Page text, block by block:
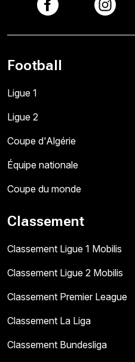
Football
Ligue 1
Ligue 2
Coupe d'Algérie
Équipe nationale
Coupe du monde
Classement
Classement Ligue 1 Mobilis
Classement Ligue 2 Mobilis
Classement Premier League
Classement La Liga
Classement Bundesliga